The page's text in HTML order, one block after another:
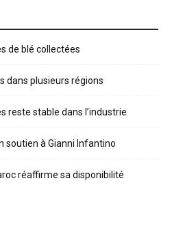
de blé collectées
dans plusieurs régions
reste stable dans l’industrie
soutien à Gianni Infantino
réaffirme sa disponibilité